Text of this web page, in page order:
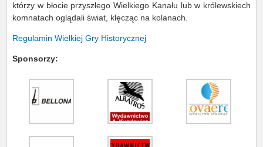
którzy w błocie przyszłego Wielkiego Kanału lub w królewskiech
komnatach oglądali świat, klęcząc na kolanach.
Regulamin Wielkiej Gry Historycznej
Sponsorzy: